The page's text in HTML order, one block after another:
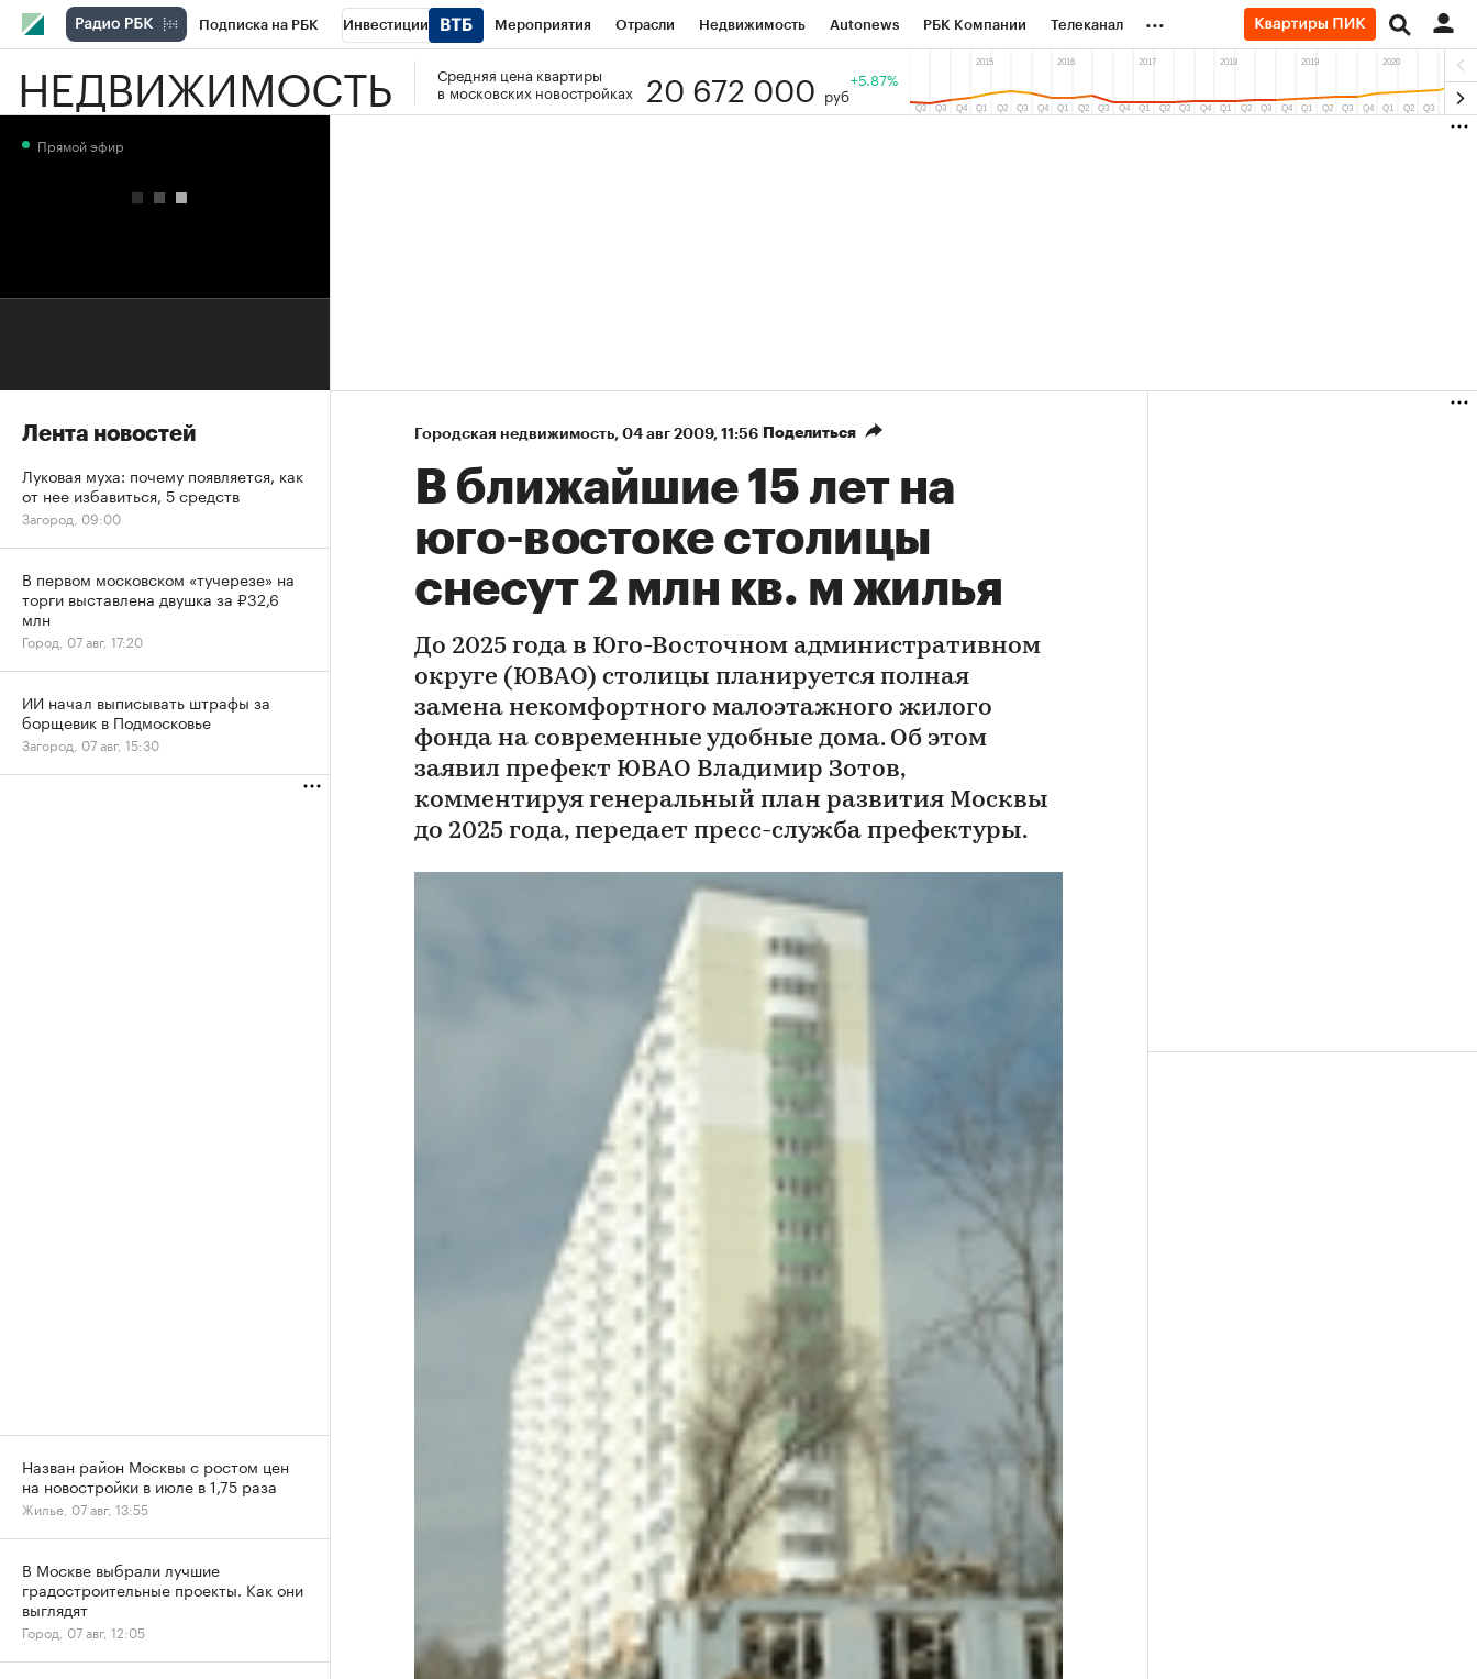
Подписка на РБК Инвестиции Мероприятия Отрасли Недвижимость Autonews РБК Компании Телеканал
РБК Вино Спорт Школа управления РБК РБК Образование Тренды
...
НЕДВИЖИМОСТЬ
Средняя цена квартиры
в московских новостройках
20 672 000 руб
+5.87%
Городская недвижимость⁠, 04 авг 2009, 11:56 Поделиться
В ближайшие 15 лет на
юго-востоке столицы
снесут 2 млн кв. м жилья
До 2025 года в Юго-Восточном административном
округе (ЮВАО) столицы планируется полная
замена некомфортного малоэтажного жилого
фонда на современные удобные дома. Об этом
заявил префект ЮВАО Владимир Зотов,
комментируя генеральный план развития Москвы
до 2025 года, передает пресс-служба префектуры.
Прямой эфир
Лента новостей
Луковая муха: почему появляется, как
от нее избавиться, 5 средств
Загород, 09:00
В первом московском «тучерезе» на
торги выставлена двушка за ₽32,6
млн
Город, 07 авг, 17:20
ИИ начал выписывать штрафы за
борщевик в Подмосковье
Загород, 07 авг, 15:30
Назван район Москвы с ростом цен
на новостройки в июле в 1,75 раза
Жилье, 07 авг, 13:55
В Москве выбрали лучшие
градостроительные проекты. Как они
выглядят
Город, 07 авг, 12:05